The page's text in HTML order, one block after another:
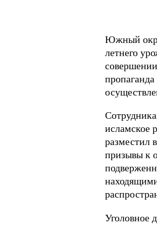
Южный
летнего
исламское
разместил
призывы к
Уголовное